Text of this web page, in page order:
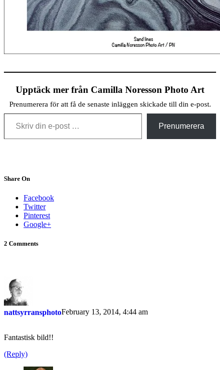
Upptäck mer från Camilla Noresson Photo Art
Prenumerera för att få de senaste inläggen skickade till din e-post.
Skriv din e-post …
Prenumerera
Share On
Facebook
Twitter
Pinterest
Google+
2 Comments
nattsyrransphotoFebruary 13, 2014, 4:44 am
Fantastisk bild!!
(Reply)